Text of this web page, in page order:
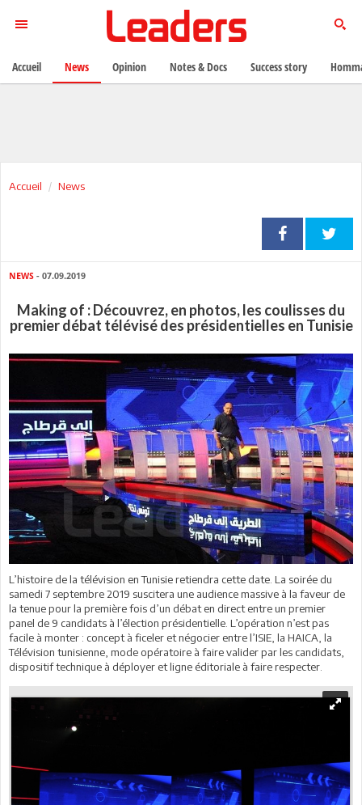
Accueil News
NEWS - 07.09.2019
Making of : Découvrez, en photos, les coulisses du
premier débat télévisé des présidentielles en Tunisie
L’histoire de la télévision en Tunisie retiendra cette date. La soirée du
samedi 7 septembre 2019 suscitera une audience massive à la faveur de
la tenue pour la première fois d’un débat en direct entre un premier
panel de 9 candidats à l’élection présidentielle. L’opération n’est pas
facile à monter : concept à ficeler et négocier entre l’ISIE, la HAICA, la
Télévision tunisienne, mode opératoire à faire valider par les candidats,
dispositif technique à déployer et ligne éditoriale à faire respecter.
Accueil News Opinion Notes & Docs Success story